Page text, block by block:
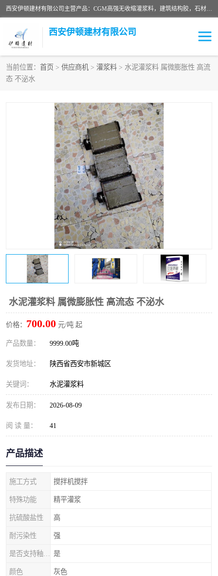
西安伊顿建材有限公司主营产品：CGM高强无收缩灌浆料，建筑结构胶，石材粘合剂，柔性防水材料，环氧修补砂浆等在各个行业得到了客户认可。
西安伊顿建材有限公司
当前位置： 首页 > 供应商机 > 灌浆料 > 水泥灌浆料 属微膨胀性 高流
态 不泌水
水泥灌浆料 属微膨胀性 高流态 不泌水
价格： 700.00 元/吨 起
产品数量： 9999.00吨
发货地址： 陕西省西安市新城区
关键词： 水泥灌浆料
发布日期： 2026-08-09
阅 读 量： 41
产品描述
施工方式 搅拌机搅拌
特殊功能 精平灌浆
抗硫酸盐性 高
耐污染性 强
是
颜色 灰色
灌浆料
修补砂浆
水泥路面修补材料
沥青冷补料
高延性混凝土 速凝剂
金刚砂
桥梁伸缩缝快速修补料 防静电不发火砂浆
加固砂浆
膨胀剂 混凝土防碳化涂料
融雪剂